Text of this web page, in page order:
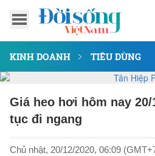
KINH DOANH TIÊU DÙNG
Giá heo hơi hôm nay
tục đi ngang
Chủ nhật, 20/12/2020, 06:09